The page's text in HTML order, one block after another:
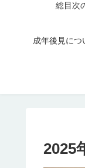
総目次
2025